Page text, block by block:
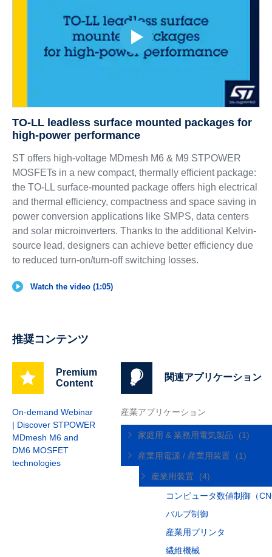
TO-LL leadless surface mounted packages for
high-power performance
ST offers high-voltage MDmesh M6 & M9 STPOWER
MOSFETs in a new compact, thermally efficient package:
the TO-LL surface-mounted package offers high electrical
and thermal efficiency, compactness and space saving in
power conversion applications like SMPS, data centers
and solar microinverters. Thanks to the additional Kelvin-
source lead, designers can achieve better efficiency due
to reduced turn-on/turn-off switching losses.
Watch the video (1:05)
推奨コンテンツ
Premium
Content
On-demand Webinar
| Discover STPOWER
MDmesh M6 and
DM6 MOSFET
technologies
関連アプリケーション
産業アプリケーション
家庭用 & 業務用電気製品 (1)
産業用電源 / 産業用装置 (1)
産業用装置
(4)
コンピュータ数値制御（
バルブ制御
産業用プリンタ
繊維機械